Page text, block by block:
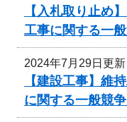
【入札取り止
工事に関する一
2024年7月29日更新
【建設工事】維
に関する一般競